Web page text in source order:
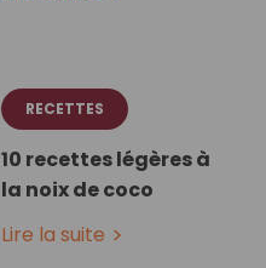
RECETTES
10 recettes légères à
la noix de coco
Lire la suite